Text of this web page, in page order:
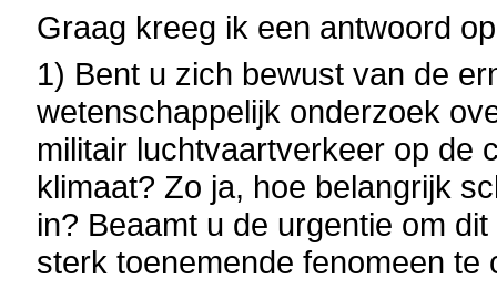
Graag kreeg ik een antwoord
1) Bent u zich bewust van de
wetenschappelijk onderzoek
militair luchtvaartverkeer op de
klimaat? Zo ja, hoe belangrijk
in? Beaamt u de urgentie om
sterk toenemende fenomeen te